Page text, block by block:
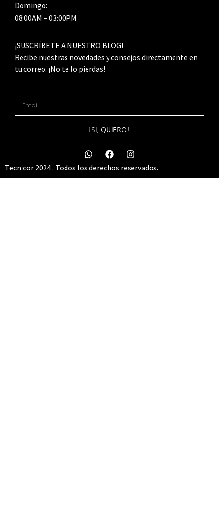
Domingo:
08:00AM – 03:00PM
¡SUSCRÍBETE A NUESTRO BLOG!
Recibe nuestras novedades y consejos directamente en
tu correo. ¡No te lo pierdas!
¡SI, QUIERO!
Tecnicor 2024 . Todos los derechos reservados.